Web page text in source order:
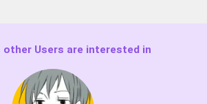
other Users are interested in